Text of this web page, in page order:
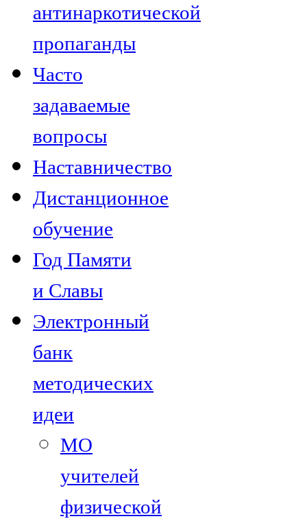
антинаркотической
пропаганды
Часто
задаваемые
вопросы
Наставничество
Дистанционное
обучение
Год Памяти
и Славы
Электронный
банк
методических
идеи
МО
учителей
физической